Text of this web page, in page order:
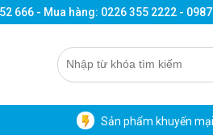
666 - Mua hàng: 0226 355 2222 - 0987
Sản phẩm khuyến mại